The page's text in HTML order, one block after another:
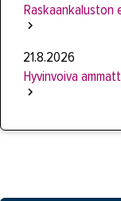
Raskaankaluston
21.8.2026
Hyvinvoiva